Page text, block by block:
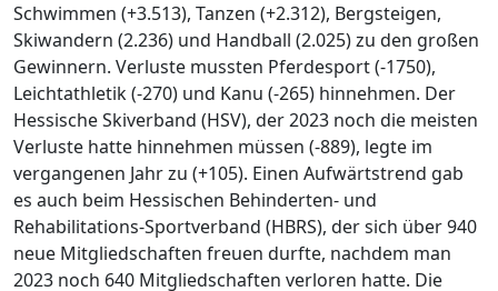
Schwimmen (+3.513), Tanzen (+2.312), Bergsteigen,
Skiwandern (2.236) und Handball (2.025) zu den großen
Gewinnern. Verluste mussten Pferdesport (-1750),
Leichtathletik (-270) und Kanu (-265) hinnehmen. Der
Hessische Skiverband (HSV), der 2023 noch die meisten
Verluste hatte hinnehmen müssen (-889), legte im
vergangenen Jahr zu (+105). Einen Aufwärtstrend gab
es auch beim Hessischen Behinderten- und
Rehabilitations-Sportverband (HBRS), der sich über 940
neue Mitgliedschaften freuen durfte, nachdem man
2023 noch 640 Mitgliedschaften verloren hatte. Die